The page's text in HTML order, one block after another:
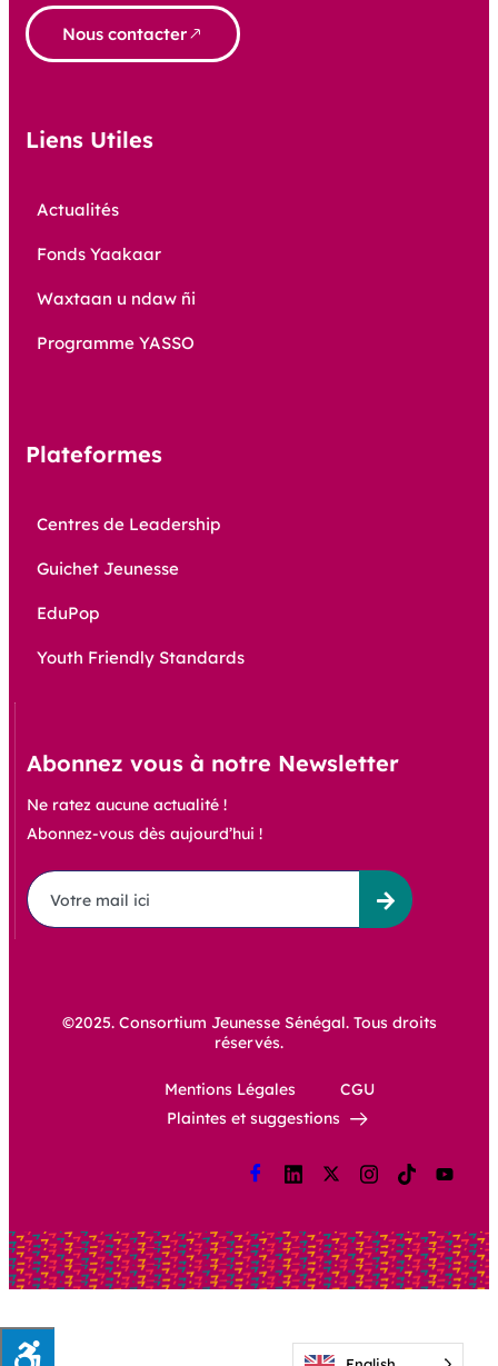
Nous contacter
Liens Utiles
Actualités
Fonds Yaakaar
Waxtaan u ndaw ñi
Programme YASSO
Plateformes
Centres de Leadership
Guichet Jeunesse
EduPop
Youth Friendly Standards
Abonnez vous à notre Newsletter
Ne ratez aucune actualité !
Abonnez-vous dès aujourd’hui !
©2025. Consortium Jeunesse Sénégal. Tous droits
réservés.
Mentions Légales
CGU
Plaintes et suggestions